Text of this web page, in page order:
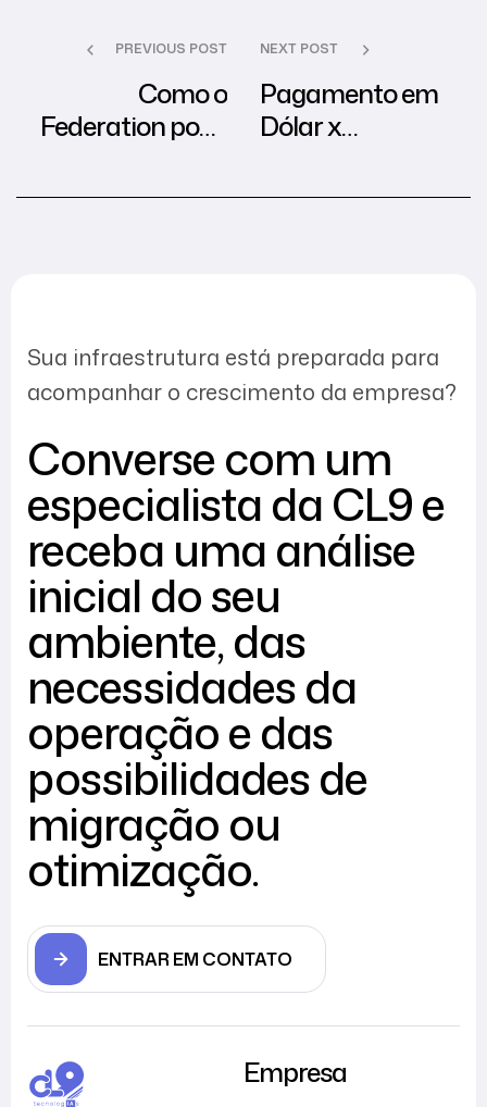
PREVIOUS POST
Como o
Federation pode
sua empresa?
NEXT POST
Pagamento em
Dólar x
Real na
Sua infraestrutura está preparada para
acompanhar o crescimento da empresa?
Converse com um
especialista da CL9 e
receba uma análise
inicial do seu
ambiente, das
necessidades da
operação e das
possibilidades de
migração ou
otimização.
ENTRAR EM CONTATO
Empresa